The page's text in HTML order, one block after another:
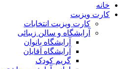
خانه
کارت ویزیت
کارت ویزیت انتخابات
آرایشگاه و سالن زیبائی
آرایشگاه بانوان
آرایشگاه آقایان
گریم کودک